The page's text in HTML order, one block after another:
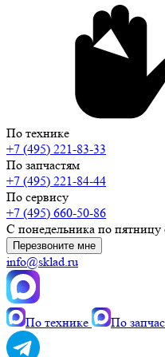
По технике
+7 (495) 221-83-33
По запчастям
+7 (495) 221-84-44
По сервису
+7 (495) 660-50-86
С понедельника по пятницу
Перезвоните мне
info@sklad.ru
По технике По